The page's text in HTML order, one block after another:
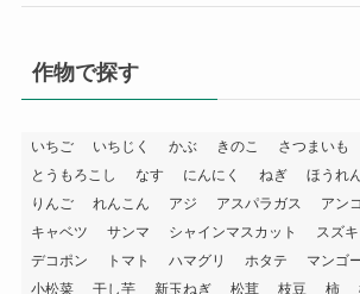
作物で探す
いちご いちじく かぶ きのこ さつまいも
とうもろこし
なす にんにく ねぎ ほうれ
りんご
れんこん アジ アスパラガス アン
キャベツ
サンマ シャインマスカット スズキ
デコポン
トマト ハマグリ ホタテ マンゴ
小松菜
干し芋 新玉ねぎ 松茸 枝豆 柿